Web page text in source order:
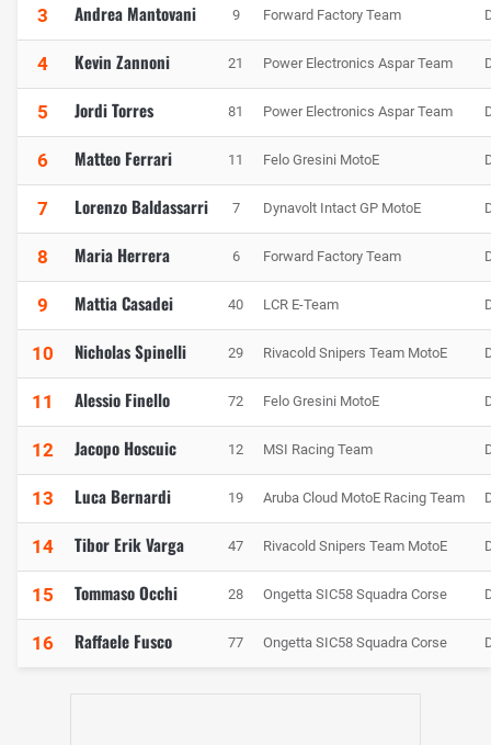
3 Andrea Mantovani 9 Forward Factory Team
4 Kevin Zannoni 21 Power Electronics Aspar Team
5 Jordi Torres 81 Power Electronics Aspar Team
6 Matteo Ferrari 11 Felo Gresini MotoE
7 Lorenzo Baldassarri 7 Dynavolt Intact GP MotoE
8 Maria Herrera 6 Forward Factory Team
9 Mattia Casadei 40 LCR E-Team
10 Nicholas Spinelli 29 Rivacold Snipers Team MotoE
11 Alessio Finello 72 Felo Gresini MotoE
12 Jacopo Hoscuic 12 MSI Racing Team
13 Luca Bernardi 19 Aruba Cloud MotoE Racing Team
14 Tibor Erik Varga 47 Rivacold Snipers Team MotoE
15 Tommaso Occhi 28 Ongetta SIC58 Squadra Corse
16 Raffaele Fusco 77 Ongetta SIC58 Squadra Corse